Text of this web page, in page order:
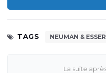
TAGS NEUMAN & ESSER